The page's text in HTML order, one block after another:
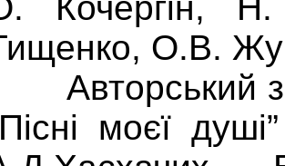
О.В.
Авторський
моєї